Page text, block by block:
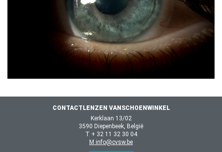
CONTACTLENZEN VANSCHOENWINKEL
Kerklaan 13/02
3590 Diepenbeek, België
T + 32 11 32 30 04
M info@cvsw.be